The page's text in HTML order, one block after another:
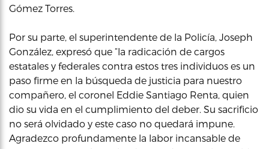
Gómez Torres.
Por su parte, el superintendente de la Policía, Joseph
González, expresó que “la radicación de cargos
estatales y federales contra estos tres individuos es un
paso firme en la búsqueda de justicia para nuestro
compañero, el coronel Eddie Santiago Renta, quien
dio su vida en el cumplimiento del deber. Su sacrificio
no será olvidado y este caso no quedará impune.
Agradezco profundamente la labor incansable de